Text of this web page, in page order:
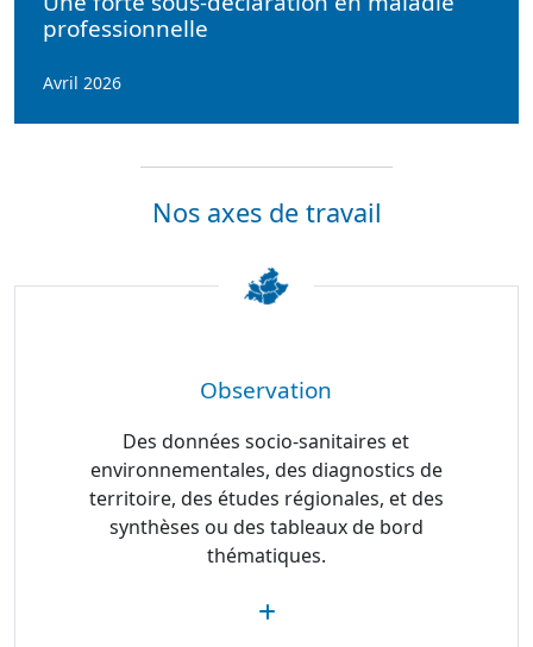
professionnelle
Avril 2026
Nos axes de travail
Observation
Des données socio-sanitaires et
environnementales, des diagnostics de
territoire, des études régionales, et des
synthèses ou des tableaux de bord
thématiques.